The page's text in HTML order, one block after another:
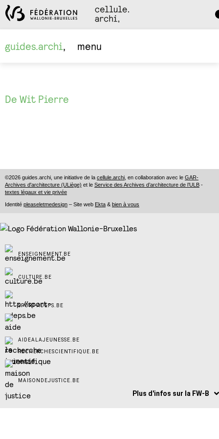
guides.archi
menu
De Wit Pierre
©2026 guides.archi, une initiative de la cellule.archi , en collaboration avec le GAR-
Archives d'architecture (ULiège) et le Service des Archives d’architecture de l’ULB -
textes légaux et vie privée
Identité pleaseletmedesign – Site web Ekta & bien à vous
ENSEIGNEMENT.BE
CULTURE.BE
SPORT-ADEPS.BE
AIDEALAJEUNESSE.BE
RECHERCHESCIENTIFIQUE.BE
MAISONDEJUSTICE.BE
Plus d'infos sur la FW-B